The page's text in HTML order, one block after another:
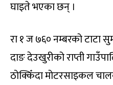
घाइते भएका छन् ।
रा १ ज ७६० नम्बरको टाटा
दाङ देउखुरीको राप्ती
ठोक्किँदा मोटरसाइकल